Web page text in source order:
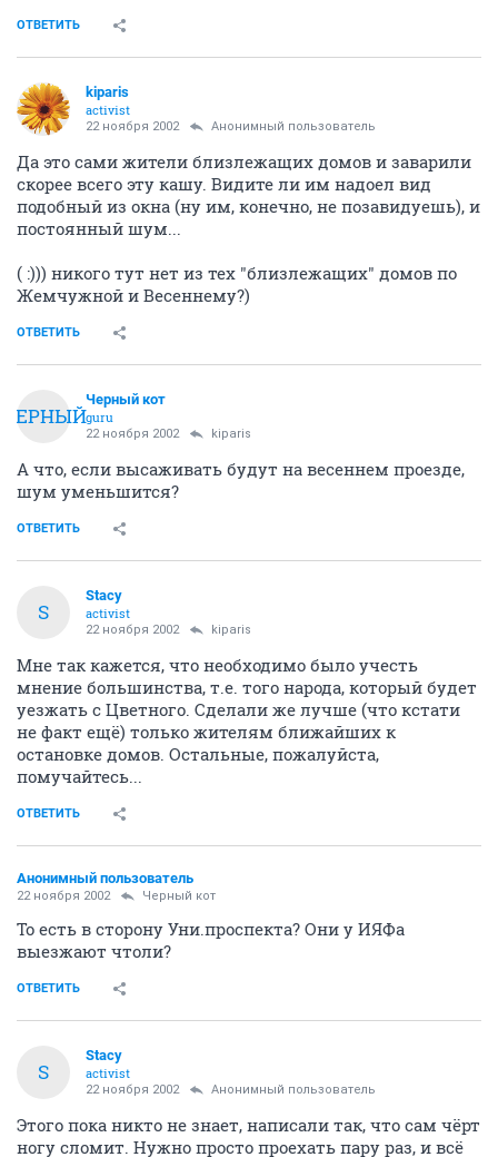
ОТВЕТИТЬ
kiparis
activist
22 ноября 2002 Анонимный пользователь
Да это сами жители близлежащих домов и заварили
скорее всего эту кашу. Видите ли им надоел вид
подобный из окна (ну им, конечно, не позавидуешь), и
постоянный шум...
( :))) никого тут нет из тех "близлежащих" домов по
Жемчужной и Весеннему?)
ОТВЕТИТЬ
ЧЕРНЫЙ
Черный кот
guru
22 ноября 2002 kiparis
А что, если высаживать будут на весеннем проезде,
шум уменьшится?
ОТВЕТИТЬ
S
Stacy
activist
22 ноября 2002 kiparis
Мне так кажется, что необходимо было учесть
мнение большинства, т.е. того народа, который будет
уезжать с Цветного. Сделали же лучше (что кстати
не факт ещё) только жителям ближайших к
остановке домов. Остальные, пожалуйста,
помучайтесь...
ОТВЕТИТЬ
Анонимный пользователь
22 ноября 2002 Черный кот
То есть в сторону Уни.проспекта? Они у ИЯФа
выезжают чтоли?
ОТВЕТИТЬ
S
Stacy
activist
22 ноября 2002 Анонимный пользователь
Этого пока никто не знает, написали так, что сам чёрт
ногу сломит. Нужно просто проехать пару раз, и всё